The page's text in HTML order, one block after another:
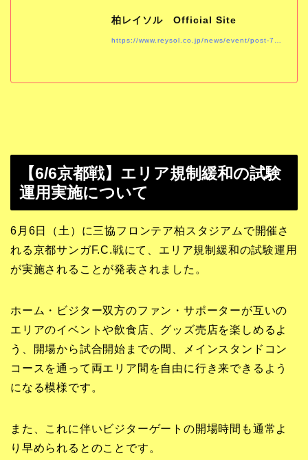
柏レイソル Official Site
【6/6京都戦】エリア規制緩和の試験
運用実施について
6月6日（土）に三協フロンテア柏スタジアムで開催さ
れる京都サンガF.C.戦にて、エリア規制緩和の試験運用
が実施されることが発表されました。
ホーム・ビジター双方のファン・サポーターが互いの
エリアのイベントや飲食店、グッズ売店を楽しめるよ
う、開場から試合開始までの間、メインスタンドコン
コースを通って両エリア間を自由に行き来できるよう
になる模様です。
また、これに伴いビジターゲートの開場時間も通常よ
り早められるとのことです。